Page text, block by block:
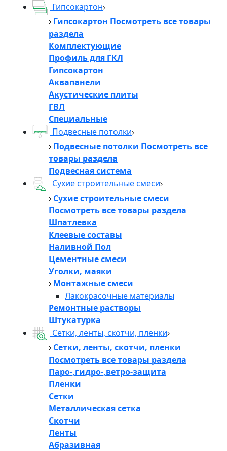
Гипсокартон
Гипсокартон Посмотреть все товары
раздела
Комплектующие
Профиль для ГКЛ
Гипсокартон
Аквапанели
Акустические плиты
ГВЛ
Специальные
Подвесные потолки
Подвесные потолки Посмотреть все
товары раздела
Подвесная система
Сухие строительные смеси
Сухие строительные смеси
Посмотреть все товары раздела
Шпатлевка
Клеевые составы
Наливной Пол
Цементные смеси
Уголки, маяки
Монтажные смеси
Лакокрасочные материалы
Ремонтные растворы
Штукатурка
Сетки, ленты, скотчи, пленки
Сетки, ленты, скотчи, пленки
Посмотреть все товары раздела
Паро-,гидро-,ветро-защита
Пленки
Сетки
Металлическая сетка
Скотчи
Ленты
Абразивная